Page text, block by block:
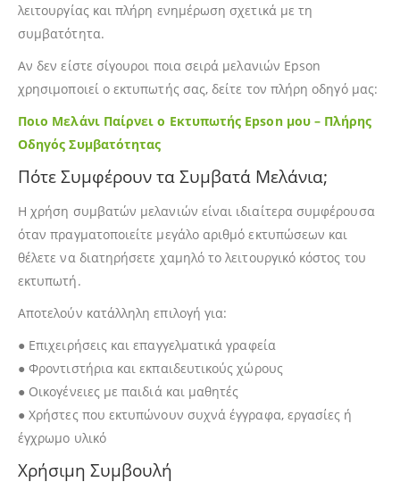
λειτουργίας και πλήρη ενημέρωση σχετικά με τη
συμβατότητα.
Αν δεν είστε σίγουροι ποια σειρά μελανιών Epson
χρησιμοποιεί ο εκτυπωτής σας, δείτε τον πλήρη οδηγό μας:
Ποιο Μελάνι Παίρνει ο Εκτυπωτής Epson μου – Πλήρης
Οδηγός Συμβατότητας
Πότε Συμφέρουν τα Συμβατά Μελάνια;
Η χρήση συμβατών μελανιών είναι ιδιαίτερα συμφέρουσα
όταν πραγματοποιείτε μεγάλο αριθμό εκτυπώσεων και
θέλετε να διατηρήσετε χαμηλό το λειτουργικό κόστος του
εκτυπωτή.
Αποτελούν κατάλληλη επιλογή για:
● Επιχειρήσεις και επαγγελματικά γραφεία
● Φροντιστήρια και εκπαιδευτικούς χώρους
● Οικογένειες με παιδιά και μαθητές
● Χρήστες που εκτυπώνουν συχνά έγγραφα, εργασίες ή
έγχρωμο υλικό
Χρήσιμη Συμβουλή